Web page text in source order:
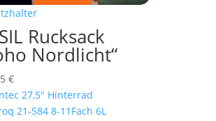
Rucksack
Nordlicht“
€